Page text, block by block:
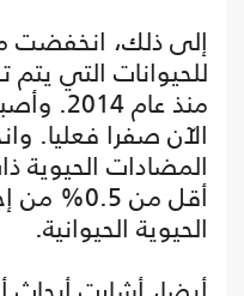
إلى ذلك، انخفضت
منذ عام
الآن صفرا فعليا.
المضادات الحيوية
أقل من
الحيوية الحيوانية.